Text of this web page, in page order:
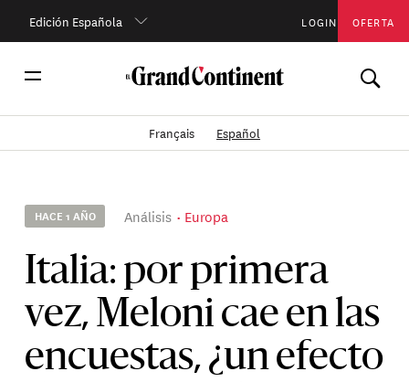
Edición Española LOGIN OFERTA
Français Español
HACE 1 AÑO Análisis Europa
Italia: por primera
vez, Meloni cae en las
encuestas, ¿un efecto